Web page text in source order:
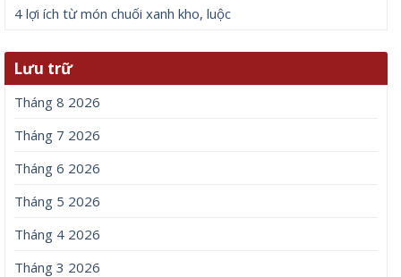
4 lợi ích từ món chuối xanh kho, luộc
Lưu trữ
Tháng 8 2026
Tháng 7 2026
Tháng 6 2026
Tháng 5 2026
Tháng 4 2026
Tháng 3 2026